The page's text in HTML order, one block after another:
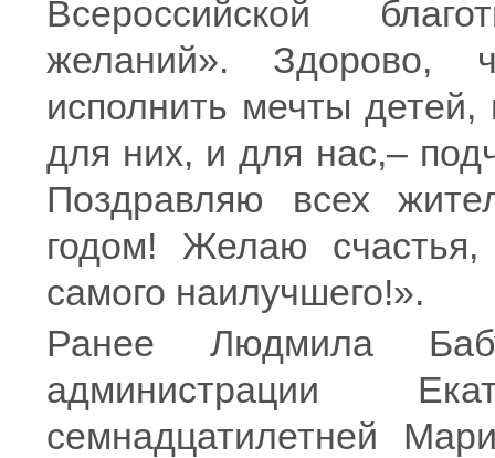
Всероссийской
желаний». Здорово,
исполнить мечты
для них, и для нас,–
Поздравляю всех
годом! Желаю счастья,
самого наилучшего!».
Ранее Людмила
администрации
семнадцатилетней